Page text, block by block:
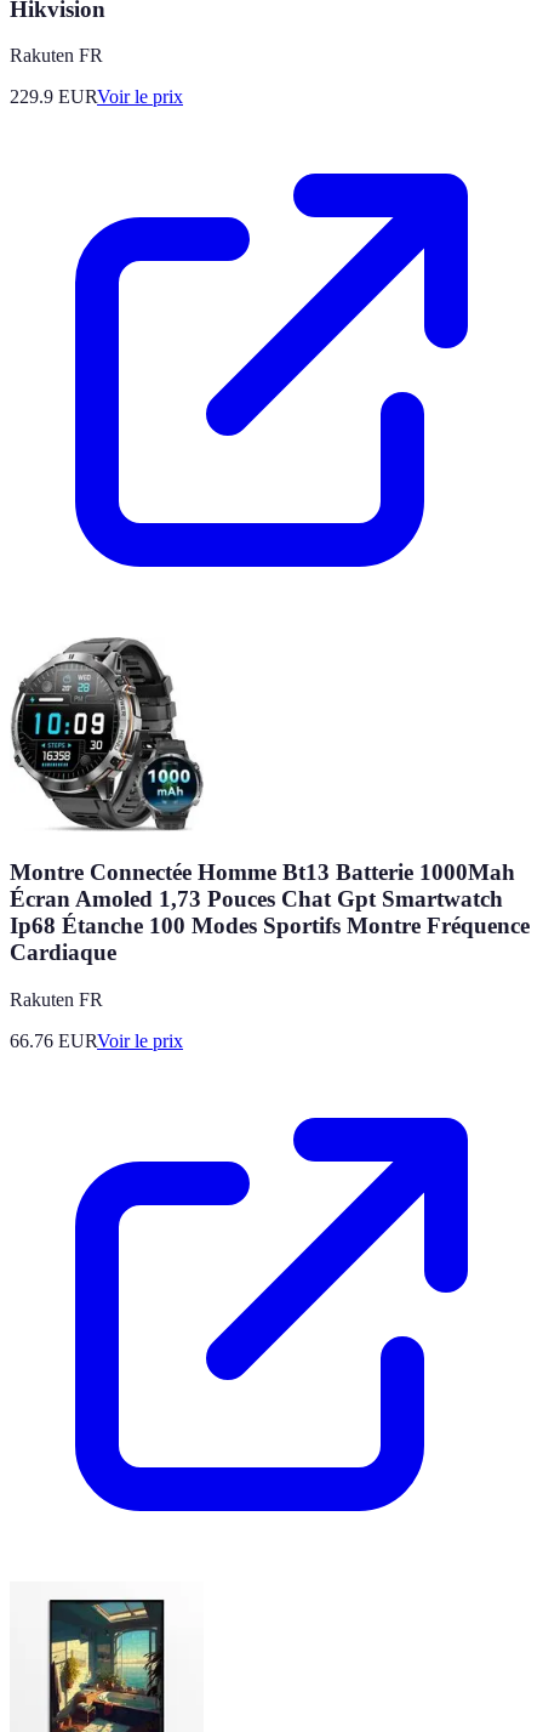
Hikvision
Rakuten FR
229.9 EURVoir le prix
Montre Connectée Homme Bt13 Batterie 1000Mah
Écran Amoled 1,73 Pouces Chat Gpt Smartwatch
Ip68 Étanche 100 Modes Sportifs Montre Fréquence
Cardiaque
Rakuten FR
66.76 EURVoir le prix